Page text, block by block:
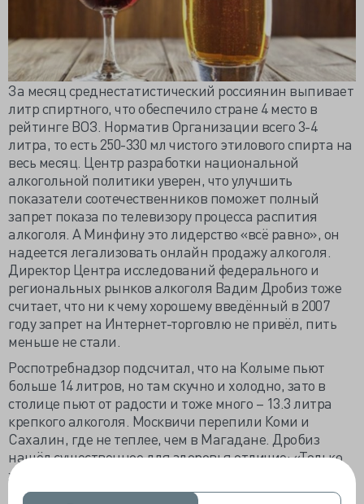
За месяц среднестатистический россиянин выпивает
литр спиртного, что обеспечило стране 4 место в
рейтинге ВОЗ. Норматив Организации всего 3-4
литра, то есть 250-330 мл чистого этилового спирта на
весь месяц. Центр разработки национальной
алкогольной политики уверен, что улучшить
показатели соотечественников поможет полный
запрет показа по телевизору процесса распития
алкоголя. А Минфину это лидерство «всё равно», он
надеется легализовать онлайн продажу алкоголя.
Директор Центра исследований федерального и
региональных рынков алкоголя Вадим Дробиз тоже
считает, что ни к чему хорошему введённый в 2007
году запрет на Интернет-торговлю не привёл, пить
меньше не стали.
Роспотребнадзор подсчитал, что на Колыме пьют
больше 14 литров, но там скучно и холодно, зато в
столице пьют от радости и тоже много – 13.3 литра
крепкого алкоголя. Москвичи перепили Коми и
Сахалин, где не теплее, чем в Магадане. Дробиз
нашёл существенное для здоровья отличие: «Только
жители Москвы пьют качественный и дорогой
алкоголь, благо позволяют зарплаты. А во многих